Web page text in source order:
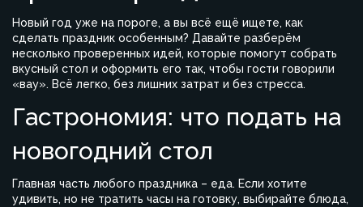
Новый год уже на пороге, а вы всё ещё ищете, как
сделать праздник особенным? Давайте разберём
несколько проверенных идей, которые помогут собрать
вкусный стол и оформить его так, чтобы гости говорили
«вау». Всё легко, без лишних затрат и без стресса.
Гастрономия: что подать на
новогодний стол
Главная часть любого праздника – еда. Если хотите
удивить, но не тратить часы на готовку, выбирайте блюда,